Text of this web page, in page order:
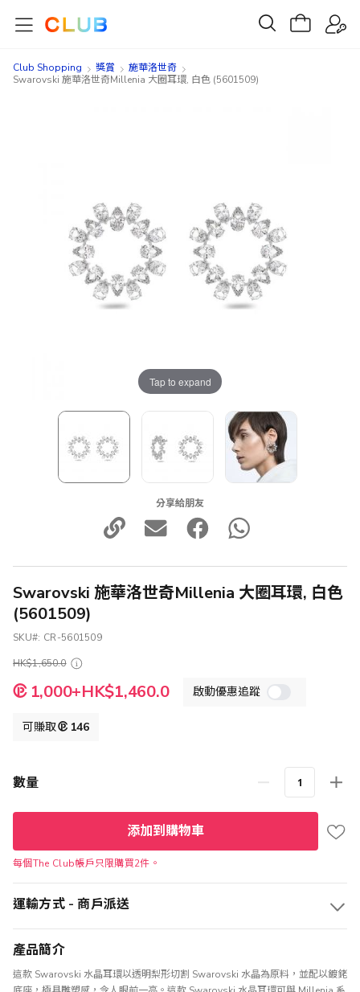
Club Shopping 獎賞
施華洛世奇
Swarovski 施華洛世奇Millenia 大圈耳環, 白色 (5601509)
Tap to expand
分享給朋友
Swarovski 施華洛世奇Millenia 大圈耳環, 白色
(5601509)
SKU
CR-5601509
HK$1,650.0
特
殊
啟動優惠追蹤
1,000+HK$1,460.0
可賺取 146
數量
添加到購物車
每個The Club帳戶只限購買2件。
運輸方式 - 商戶派送
產品簡介
這款 Swarovski 水晶耳環以透明梨形切割 Swarovski 水晶為原料，並配以鍍銠